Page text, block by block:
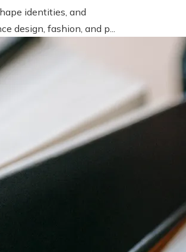
identities, and
design, fashion, and p...